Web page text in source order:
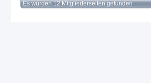
Es wurden 12 Mitgliederseiten gefunden